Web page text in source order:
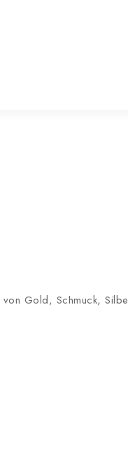
Gold, Schmuck,